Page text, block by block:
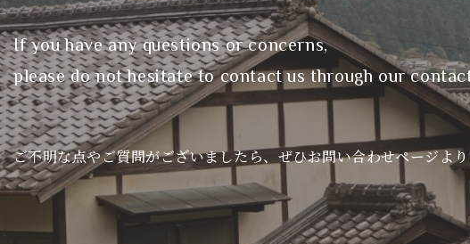
If you have any questions or concerns,
please do not hesitate to contact us through our
ご不明な点やご質問がございましたら、ぜひお問い合わせページより